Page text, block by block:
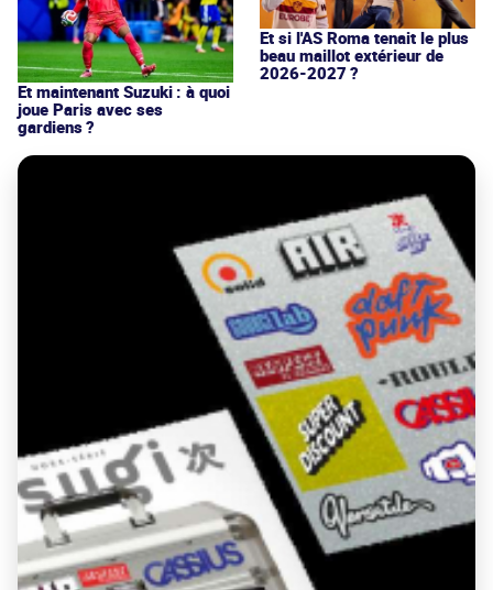
Et maintenant Suzuki : à quoi
joue Paris avec ses
gardiens ?
Et si l'AS Roma tenait le plus
beau maillot extérieur de
2026-2027 ?